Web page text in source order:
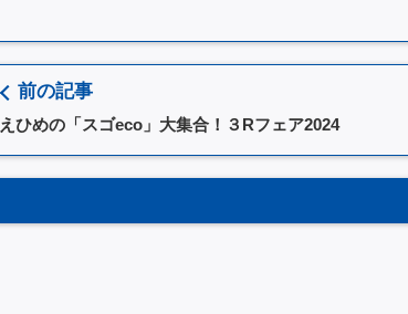
前の記事
えひめの「スゴeco」大集合！３Rフェア2024